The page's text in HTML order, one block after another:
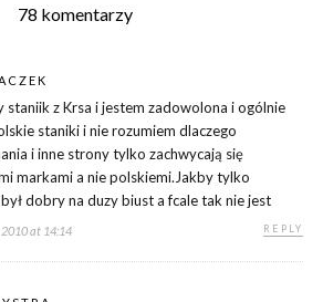
78 komentarzy
staniik z Krsa i jestem zadowolona i ogólnie
staniki i nie rozumiem dlaczego
i inne strony tylko zachwycają się
markami a nie polskiemi.Jakby tylko
dobry na duzy biust a fcale tak nie jest
at 14:14 REPLY